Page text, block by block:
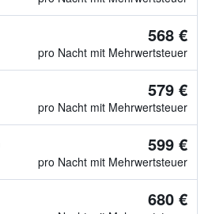
568 €
pro Nacht mit Mehrwertsteuer
579 €
pro Nacht mit Mehrwertsteuer
599 €
pro Nacht mit Mehrwertsteuer
680 €